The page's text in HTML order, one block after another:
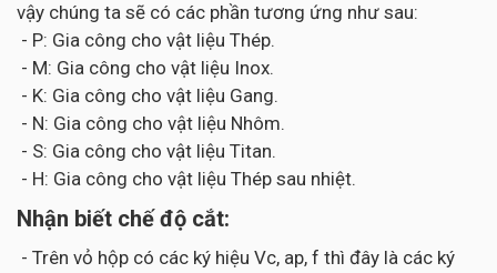
vậy chúng ta sẽ có các phần tương ứng như sau:
- P: Gia công cho vật liệu Thép.
- M: Gia công cho vật liệu Inox.
- K: Gia công cho vật liệu Gang.
- N: Gia công cho vật liệu Nhôm.
- S: Gia công cho vật liệu Titan.
- H: Gia công cho vật liệu Thép sau nhiệt.
Nhận biết chế độ cắt:
- Trên vỏ hộp có các ký hiệu Vc, ap, f thì đây là các ký